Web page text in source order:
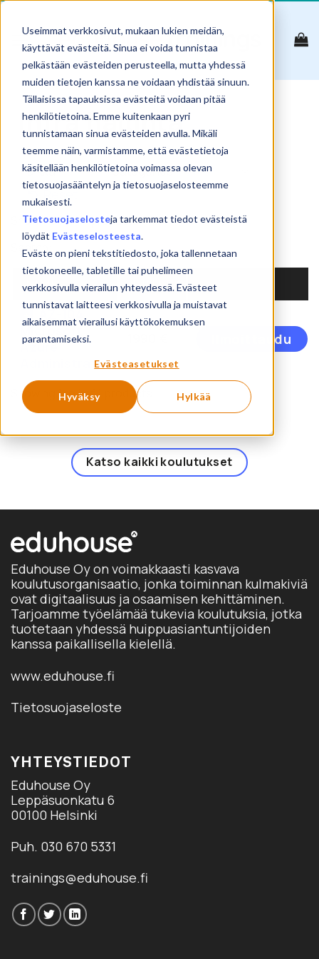
Useimmat verkkosivut, mukaan lukien meidän,
käyttävät evästeitä. Sinua ei voida tunnistaa
pelkästään evästeiden perusteella, mutta yhdessä
muiden tietojen kanssa ne voidaan yhdistää sinuun.
Tällaisissa tapauksissa evästeitä voidaan pitää
henkilötietoina. Emme kuitenkaan pyri
tunnistamaan sinua evästeiden avulla. Mikäli
teemme näin, varmistamme, että evästetietoja
käsitellään henkilötietoina voimassa olevan
tietosuojasääntelyn ja tietosuojaselosteemme
mukaisesti.
Tietosuojaselosteja tarkemmat tiedot evästeistä
löydät Evästeselosteesta.
Eväste on pieni tekstitiedosto, joka tallennetaan
tietokoneelle, tabletille tai puhelimeen
verkkosivulla vierailun yhteydessä. Evästeet
tunnistavat laitteesi verkkosivulla ja muistavat
aikaisemmat vierailusi käyttökokemuksen
parantamiseksi.
Evästeasetukset
Hyväksy Hylkää
Skip
content
Infra hallinta
Reset
Show
products
Search:
NIMI
HINTA
AZ-104
Microsoft
Azure
Administrator
Ilmoittaudu
Showing 1 to 1 of 1 products
Katso kaikki koulutukset
Eduhouse Oy on voimakkaasti kasvava
koulutusorganisaatio, jonka toiminnan kulmakiviä
ovat digitaalisuus ja osaamisen kehittäminen.
Tarjoamme työelämää tukevia koulutuksia, jotka
tuotetaan yhdessä huippuasiantuntijoiden
kanssa paikallisella kielellä.
www.eduhouse.fi
Tietosuojaseloste
YHTEYSTIEDOT
Eduhouse Oy
Leppäsuonkatu 6
00100 Helsinki
Puh. 030 670 5331
trainings@eduhouse.fi